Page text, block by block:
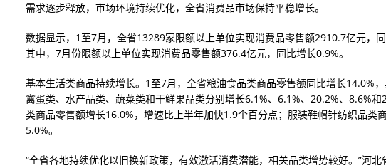
需求逐步释放，市场环境持续优化，全省消费品市场保持平稳增长。
数据显示，1至7月，全省13289家限额以上单位实现消费品零售额2910.7亿元，同
其中，7月份限额以上单位实现消费品零售额376.4亿元，同比增长0.9%。
基本生活类商品持续增长。1至7月，全省粮油食品类商品零售额同比增长14.0%
禽蛋类、水产品类、蔬菜类和干鲜果品类分别增长6.1%、6.1%、20.2%、8.6%和
类商品零售额增长16.0%，增速比上半年加快1.9个百分点；服装鞋帽针纺织品类
5.0%。
“全省各地持续优化以旧换新政策，有效激活消费潜能，相关品类增势较好。”河